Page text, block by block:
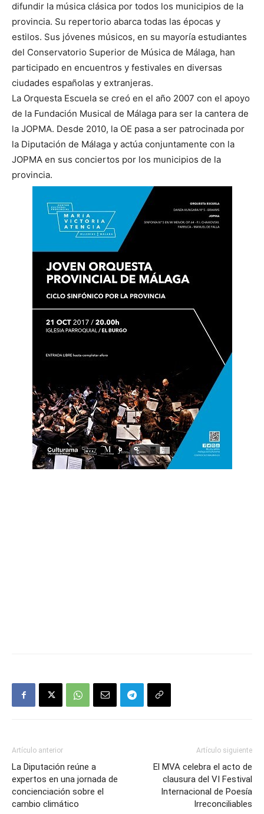
difundir la música clásica por todos los municipios de la
provincia. Su repertorio abarca todas las épocas y
estilos. Sus jóvenes músicos, en su mayoría estudiantes
del Conservatorio Superior de Música de Málaga, han
participado en encuentros y festivales en diversas
ciudades españolas y extranjeras.
La Orquesta Escuela se creó en el año 2007 con el apoyo
de la Fundación Musical de Málaga para ser la cantera de
la JOPMA. Desde 2010, la OE pasa a ser patrocinada por
la Diputación de Málaga y actúa conjuntamente con la
JOPMA en sus conciertos por los municipios de la
provincia.
Artículo anterior
La Diputación reúne a
expertos en una jornada de
concienciación sobre el
cambio climático
Artículo siguiente
El MVA celebra el acto de
clausura del VI Festival
Internacional de Poesía
Irreconciliables